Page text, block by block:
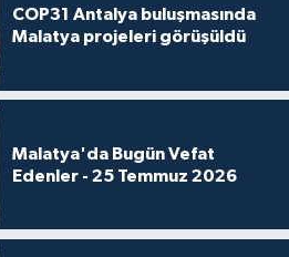
COP31 Antalya buluşmasında
Malatya projeleri görüşüldü
Malatya'da Bugün Vefat
Edenler - 25 Temmuz 2026